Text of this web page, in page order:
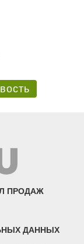
ПРОДАЖ
ДАННЫХ